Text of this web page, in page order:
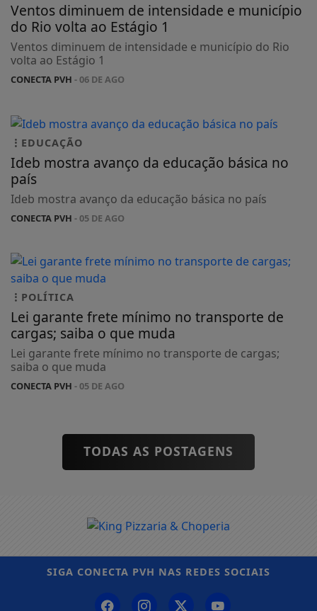
Ventos diminuem de intensidade e município
do Rio volta ao Estágio 1
Ventos diminuem de intensidade e município do Rio
volta ao Estágio 1
CONECTA PVH - 06 DE AGO
EDUCAÇÃO
Ideb mostra avanço da educação básica no
país
Ideb mostra avanço da educação básica no país
CONECTA PVH - 05 DE AGO
POLÍTICA
Lei garante frete mínimo no transporte de
cargas; saiba o que muda
Lei garante frete mínimo no transporte de cargas;
saiba o que muda
CONECTA PVH - 05 DE AGO
TODAS AS POSTAGENS
SIGA CONECTA PVH NAS REDES SOCIAIS